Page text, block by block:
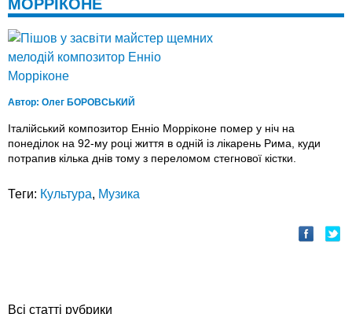
МОРРІКОНЕ
Автор: Олег БОРОВСЬКИЙ
Італійський композитор Енніо Морріконе помер у ніч на
понеділок на 92-му році життя в одній iз лікарень Рима, куди
потрапив кілька днів тому з переломом стегнової кістки.
Теги: Культура, Музика
Всі статті рубрики